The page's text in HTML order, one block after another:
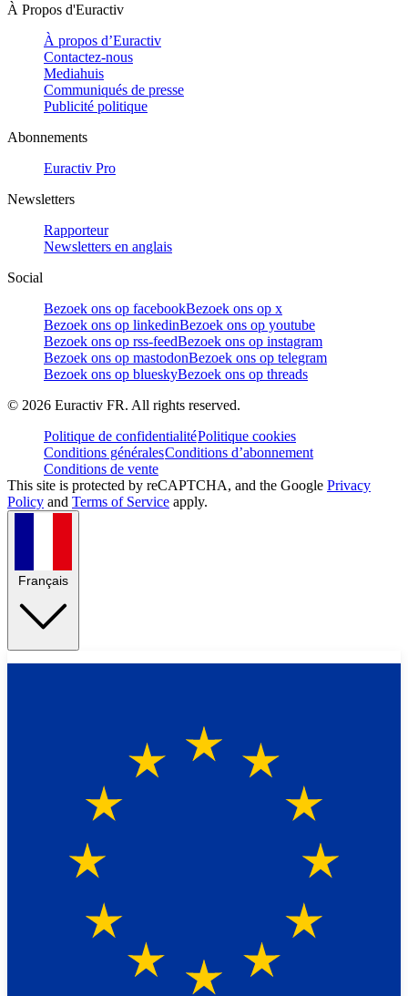
À Propos d'Euractiv
À propos d’Euractiv
Contactez-nous
Mediahuis
Communiqués de presse
Publicité politique
Abonnements
Euractiv Pro
Newsletters
Rapporteur
Newsletters en anglais
Social
Bezoek ons op facebookBezoek ons op x
Bezoek ons op linkedinBezoek ons op youtube
Bezoek ons op rss-feedBezoek ons op instagram
Bezoek ons op mastodonBezoek ons op telegram
Bezoek ons op blueskyBezoek ons op threads
© 2026 Euractiv FR. All rights reserved.
Politique de confidentialitéPolitique cookies
Conditions généralesConditions d’abonnement
Conditions de vente
This site is protected by reCAPTCHA, and the Google Privacy
Policy and Terms of Service apply.
Français